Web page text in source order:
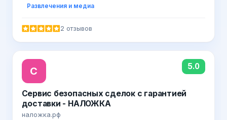
Развлечения и медиа
2 отзывов
С 5.0
Сервис безопасных сделок с гарантией
доставки - НАЛОЖКА
наложка.рф